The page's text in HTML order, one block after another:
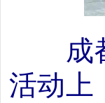
成
活动上